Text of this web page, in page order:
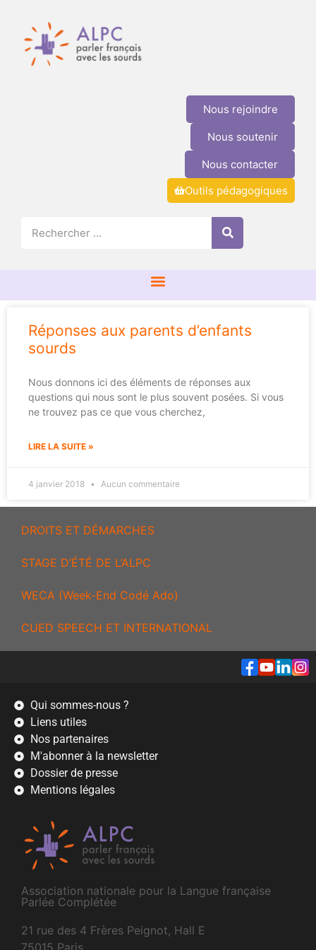
Nous rejoindre
Nous soutenir
Nous contacter
Outils pédagogiques
Réponses aux parents d’enfants
sourds
Nous donnons ici des éléments de réponses aux
questions qui nous sont le plus souvent posées. Si vous
ne trouvez pas ce que vous cherchez,
LIRE LA SUITE »
4 janvier 2018 Aucun commentaire
DROITS ET DÉMARCHES
STAGE D’ÉTÉ DE L’ALPC
WECA (Week-End Codé Ado)
CUED SPEECH ET INTERNATIONAL
Association nationale pour la Langue française
Parlée Complétée
21 rue des 4 Frères Peignot, Hall E
75015 Paris
Qui sommes-nous ?
Liens utiles
Nos partenaires
M'abonner à la newsletter
Dossier de presse
Mentions légales